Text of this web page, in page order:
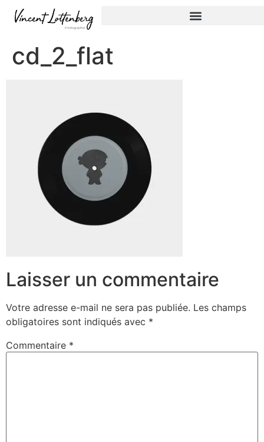
cd_2_flat
Laisser un commentaire
Votre adresse e-mail ne sera pas publiée. Les champs
obligatoires sont indiqués avec *
Commentaire *